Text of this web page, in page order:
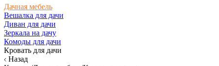
Дачная мебель
Вешалка для дачи
Диван для дачи
Зеркала на дачу
Комоды для дачи
Кровать для дачи
Назад